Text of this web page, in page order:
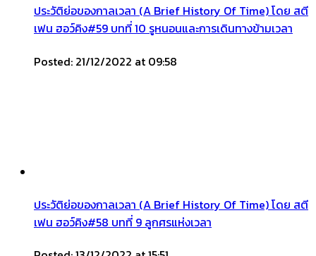
ประวัติย่อของกาลเวลา (A Brief History Of Time) โดย สตี
เฟน ฮอว์คิง#59 บทที่ 10 รูหนอนและการเดินทางข้ามเวลา
Posted: 21/12/2022 at 09:58
ประวัติย่อของกาลเวลา (A Brief History Of Time) โดย สตี
เฟน ฮอว์คิง#58 บทที่ 9 ลูกศรแห่งเวลา